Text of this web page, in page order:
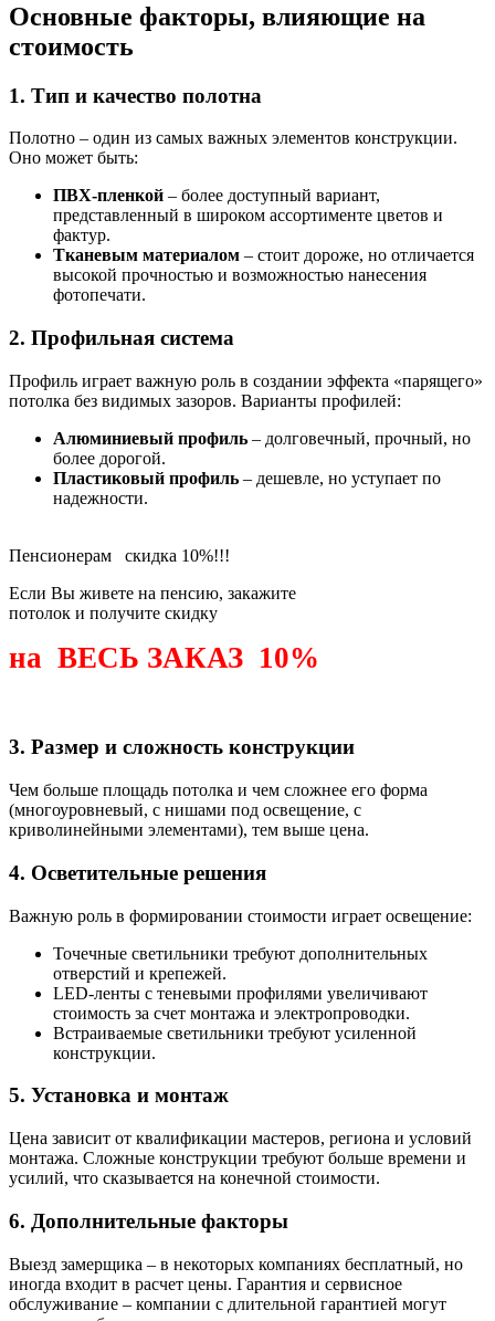
Основные факторы, влияющие на
стоимость
1. Тип и качество полотна
Полотно – один из самых важных элементов конструкции.
Оно может быть:
ПВХ-пленкой – более доступный вариант,
представленный в широком ассортименте цветов и
фактур.
Тканевым материалом – стоит дороже, но отличается
высокой прочностью и возможностью нанесения
фотопечати.
2. Профильная система
Профиль играет важную роль в создании эффекта «парящего»
потолка без видимых зазоров. Варианты профилей:
Алюминиевый профиль – долговечный, прочный, но
более дорогой.
Пластиковый профиль – дешевле, но уступает по
надежности.
Пенсионерам скидка 10%!!!
Если Вы живете на пенсию, закажите
потолок и получите скидку
на ВЕСЬ ЗАКАЗ 10%
3. Размер и сложность конструкции
Чем больше площадь потолка и чем сложнее его форма
(многоуровневый, с нишами под освещение, с
криволинейными элементами), тем выше цена.
4. Осветительные решения
Важную роль в формировании стоимости играет освещение:
Точечные светильники требуют дополнительных
отверстий и крепежей.
LED-ленты с теневыми профилями увеличивают
стоимость за счет монтажа и электропроводки.
Встраиваемые светильники требуют усиленной
конструкции.
5. Установка и монтаж
Цена зависит от квалификации мастеров, региона и условий
монтажа. Сложные конструкции требуют больше времени и
усилий, что сказывается на конечной стоимости.
6. Дополнительные факторы
Выезд замерщика – в некоторых компаниях бесплатный, но
иногда входит в расчет цены. Гарантия и сервисное
обслуживание – компании с длительной гарантией могут